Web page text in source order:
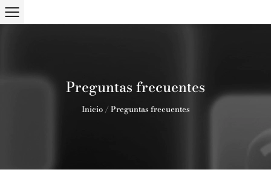
Preguntas frecuentes
Inicio/Preguntas frecuentes